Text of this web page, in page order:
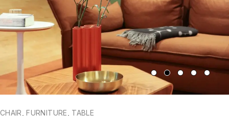
CHAIR ,FURNITURE TABLE